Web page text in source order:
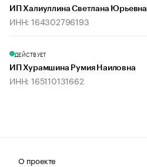
ИП Халиуллина Светлана Юрьевна
ИНН: 164302796193
ДЕЙСТВУЕТ
ИП Хурамшина Румия Наиловна
ИНН: 165110131662
О проекте